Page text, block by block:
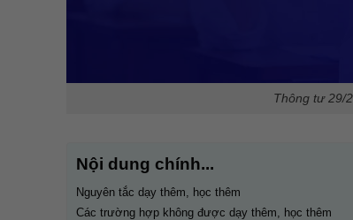
Thông tư 29/
Nội dung chính...
Nguyên tắc dạy thêm, học thêm
Các trường hợp không được dạy thêm, học thêm